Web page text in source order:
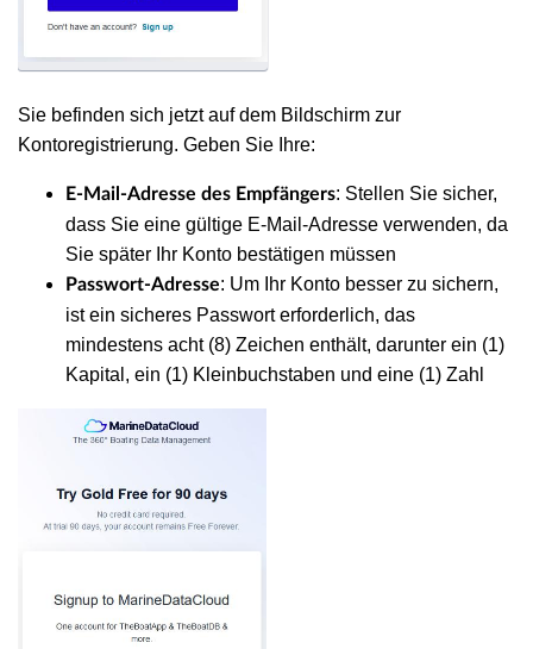
Sie befinden sich jetzt auf dem Bildschirm zur
Kontoregistrierung. Geben Sie Ihre:
E-Mail-Adresse des Empfängers: Stellen Sie sicher,
dass Sie eine gültige E-Mail-Adresse verwenden, da
Sie später Ihr Konto bestätigen müssen
Passwort-Adresse: Um Ihr Konto besser zu sichern,
ist ein sicheres Passwort erforderlich, das
mindestens acht (8) Zeichen enthält, darunter ein (1)
Kapital, ein (1) Kleinbuchstaben und eine (1) Zahl